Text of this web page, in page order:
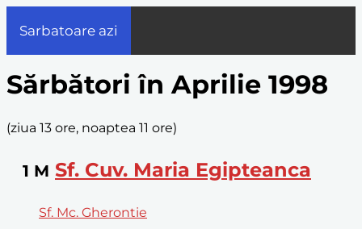
Sarbatoare azi
Sărbători în Aprilie 1998
(ziua 13 ore, noaptea 11 ore)
1 M Sf. Cuv. Maria Egipteanca
Sf. Mc. Gherontie